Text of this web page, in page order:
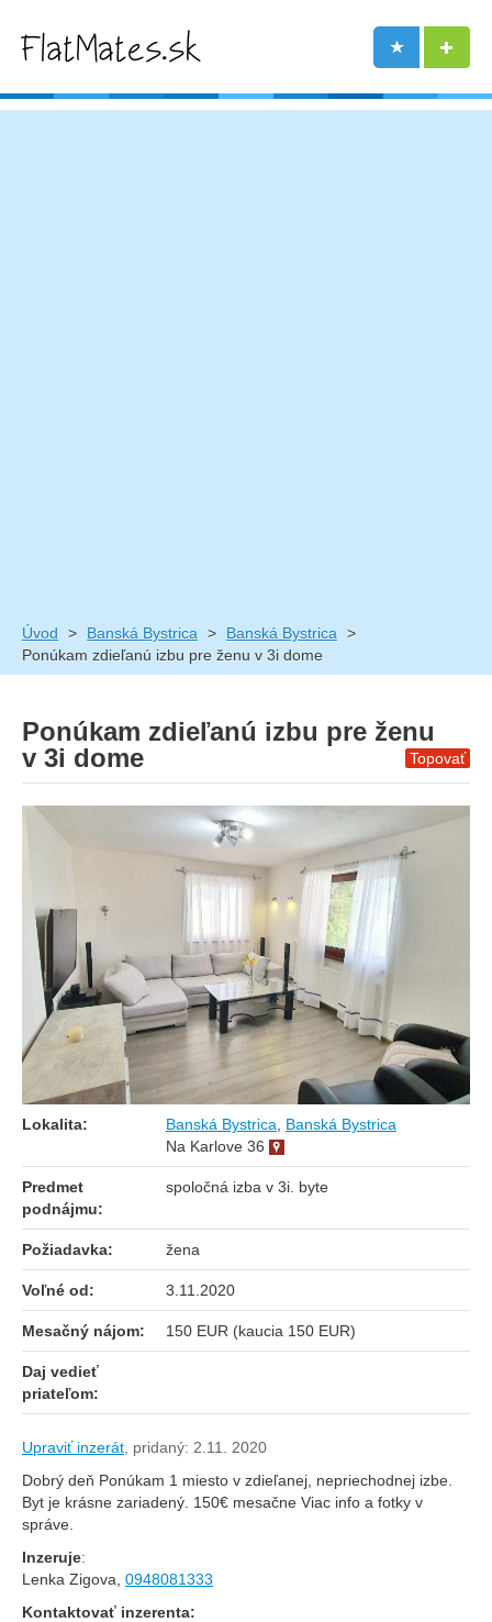
Úvod > Banská Bystrica > Banská Bystrica
>
Ponúkam zdieľanú izbu pre ženu v 3i dome
Ponúkam zdieľanú izbu pre ženu
v 3i dome
Topovať
Lokalita: Banská Bystrica
Banská Bystrica
Na Karlove 36
Predmet
podnájmu:
spoločná izba v 3i. byte
Požiadavka: žena
Voľné od: 3.11.2020
Mesačný nájom: 150 EUR (kaucia 150 EUR)
Daj vedieť
priateľom:
Upraviť inzerát pridaný: 2.11. 2020
Dobrý deň Ponúkam 1 miesto v zdieľanej, nepriechodnej izbe.
Byt je krásne zariadený. 150€ mesačne Viac info a fotky v
správe.
Inzeruje:
Lenka Zigova, 0948081333
Kontaktovať inzerenta: